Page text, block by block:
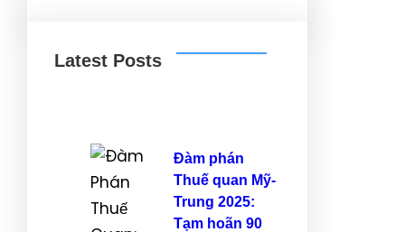
Latest Posts
Đàm phán
Thuế quan Mỹ-
Trung 2025:
Tạm hoãn 90